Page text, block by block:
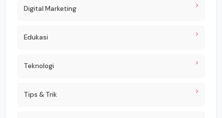
Digital Marketing
Edukasi
Teknologi
Tips & Trik